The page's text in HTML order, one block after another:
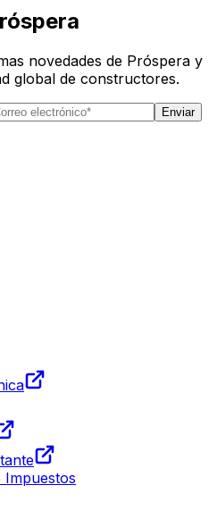
novedades de Próspera y
global de constructores.
Enviar
Impuestos